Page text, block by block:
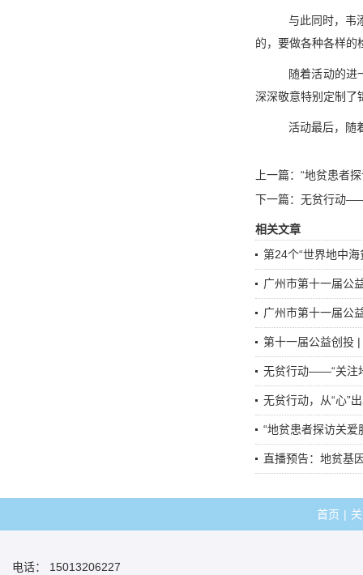
与此同时，韦
的，要做各种各样的
随着活动的进
深深敬意特别定制了
活动最后，随
上一篇： “地贫患者
下一篇： 无贫行动
相关文章
第24个“世界地中
广州市第十一届公
广州市第十一届公
第十一届公益创投
无贫行动——“关注
无贫行动，从“心”
“地贫患者探访关爱
直播预告：地贫基
首页 |
电话： 15013206227